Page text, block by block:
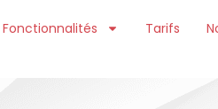
Fonctionnalités Tarifs